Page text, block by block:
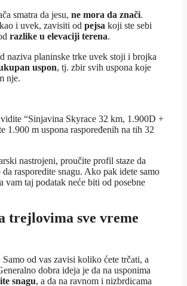
smatra da jesu, ne mora da znači.
i uvek, zavisiti od pejsa koji ste sebi
razlike u elevaciji terena.
naziva planinske trke uvek stoji i brojka
uspon, tj. zbir svih uspona koje
nje.
“Sinjavina Skyrace 32 km, 1.900D +
1.900 m uspona raspoređenih na tih 32
nastrojeni, proučite profil staze da
rasporedite snagu. Ako pak idete samo
vam taj podatak neće biti od posebne
trejlovima sve vreme
Samo od vas zavisi koliko ćete trčati, a
dobra ideja je da na usponima
snagu, a da na ravnom i nizbrdicama